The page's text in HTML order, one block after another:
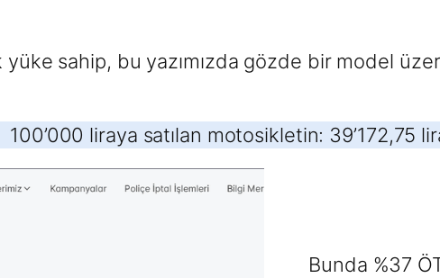
sahip, bu yazımızda gözde bir model
100’000 liraya satılan motosikletin: 39’172,75
Bunda %37